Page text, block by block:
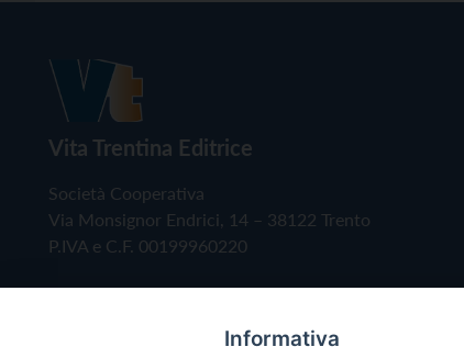
Vita Trentina Editrice
Società Cooperativa
Via Monsignor Endrici, 14 – 38122 Trento
P.IVA e C.F. 00199960220
Informativa